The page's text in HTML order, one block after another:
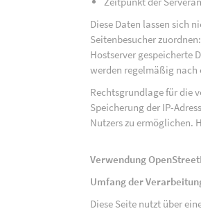
Diese Daten lassen sich
Seitenbesucher
Hostserver gespeicherte
werden regelmäßig
Rechtsgrundlage für die
Speicherung der IP-
Nutzers zu ermöglichen.
Verwendung
Umfang der
Diese Seite nutzt über